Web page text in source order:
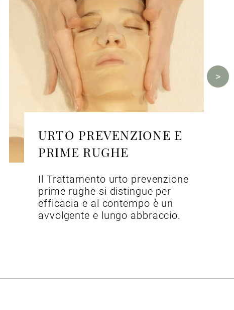
URTO PREVENZIONE E
PRIME RUGHE
Il Trattamento urto prevenzione
prime rughe si distingue per
efficacia e al contempo è un
avvolgente e lungo abbraccio.